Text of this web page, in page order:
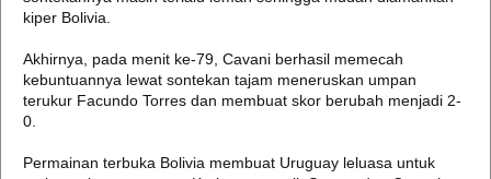
kiper Bolivia.
Akhirnya, pada menit ke-79, Cavani berhasil memecah
kebuntuannya lewat sontekan tajam meneruskan umpan
terukur Facundo Torres dan membuat skor berubah menjadi 2-
0.
Permainan terbuka Bolivia membuat Uruguay leluasa untuk